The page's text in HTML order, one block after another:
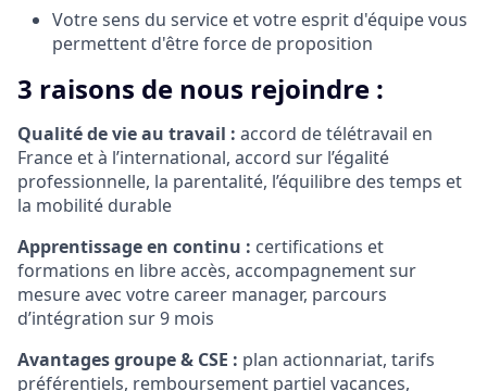
Votre sens du service et votre esprit d'équipe vous
permettent d'être force de proposition
3 raisons de nous rejoindre :
Qualité de vie au travail : accord de télétravail en
France et à l’international, accord sur l’égalité
professionnelle, la parentalité, l’équilibre des temps et
la mobilité durable
Apprentissage en continu : certifications et
formations en libre accès, accompagnement sur
mesure avec votre career manager, parcours
d’intégration sur 9 mois
Avantages groupe & CSE : plan actionnariat, tarifs
préférentiels, remboursement partiel vacances,